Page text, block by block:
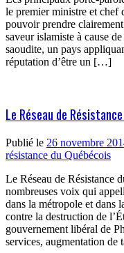
le premier ministre et
pouvoir prendre
saveur islamiste à cause
saoudite, un pays
réputation d’être un […]
Le Réseau de
Publié le 26 novembre
résistance du Québécois
Le Réseau de Résistance
nombreuses voix qui
dans la métropole et dans
contre la destruction de
gouvernement libéral de
services, augmentation